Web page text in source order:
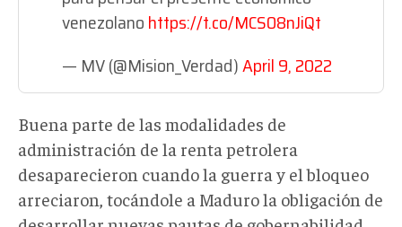
venezolanohttps://t.co/MCS08nJiQt
— MV (@Mision_Verdad)April 9, 2022
Buena parte de las modalidades de
administración de la renta petrolera
desaparecieron cuando la guerra y el bloqueo
arreciaron, tocándole a Maduro la obligación de